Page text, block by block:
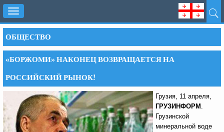
Toggle
navigation
ОБЩЕСТВО
«БОРЖОМИ» НАКОНЕЦ ВОЗВРАЩАЕТСЯ НА
РОССИЙСКИЙ РЫНОК!
Грузия, 11 апреля,
ГРУЗИНФОРМ .
Грузинской
минеральной воде